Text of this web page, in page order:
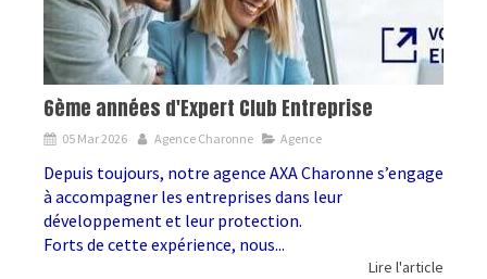
6ème années d'Expert Club Entreprise
05 Mar 2026 Agence Charonne Agence
Depuis toujours, notre agence AXA Charonne s’engage
à accompagner les entreprises dans leur
développement et leur protection.
Forts de cette expérience, nous...
Lire l'article